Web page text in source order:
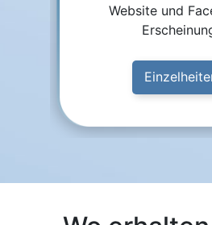
Website und